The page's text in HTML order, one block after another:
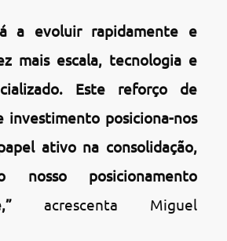
a evoluir rapidamente e
mais escala, tecnologia e
Este reforço de
investimento posiciona-nos
ativo na consolidação,
nosso posicionamento
acrescenta Miguel